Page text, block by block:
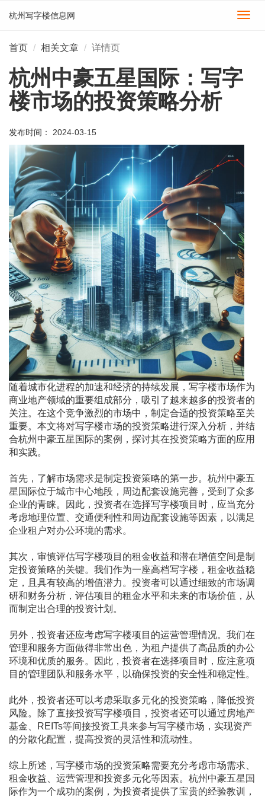
切
杭州写字楼信息网
首页 相关文章 详情页
杭州中豪五星国际：写字
楼市场的投资策略分析
发布时间： 2024-03-15
随着城市化进程的加速和经济的持续发展，写字楼市场作为
商业地产领域的重要组成部分，吸引了越来越多的投资者的
关注。在这个竞争激烈的市场中，制定合适的投资策略至关
重要。本文将对写字楼市场的投资策略进行深入分析，并结
合杭州中豪五星国际的案例，探讨其在投资策略方面的应用
和实践。
首先，了解市场需求是制定投资策略的第一步。杭州中豪五
星国际位于城市中心地段，周边配套设施完善，受到了众多
企业的青睐。因此，投资者在选择写字楼项目时，应当充分
考虑地理位置、交通便利性和周边配套设施等因素，以满足
企业租户对办公环境的需求。
其次，审慎评估写字楼项目的租金收益和潜在增值空间是制
定投资策略的关键。我们作为一座高档写字楼，租金收益稳
定，且具有较高的增值潜力。投资者可以通过细致的市场调
研和财务分析，评估项目的租金水平和未来的市场价值，从
而制定出合理的投资计划。
另外，投资者还应考虑写字楼项目的运营管理情况。我们在
管理和服务方面做得非常出色，为租户提供了高品质的办公
环境和优质的服务。因此，投资者在选择项目时，应注意项
目的管理团队和服务水平，以确保投资的安全性和稳定性。
此外，投资者还可以考虑采取多元化的投资策略，降低投资
风险。除了直接投资写字楼项目，投资者还可以通过房地产
基金、REITs等间接投资工具来参与写字楼市场，实现资产
的分散化配置，提高投资的灵活性和流动性。
综上所述，写字楼市场的投资策略需要充分考虑市场需求、
租金收益、运营管理和投资多元化等因素。杭州中豪五星国
际作为一个成功的案例，为投资者提供了宝贵的经验教训，